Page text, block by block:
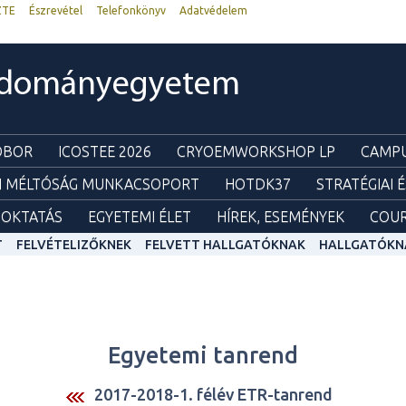
Észrevétel Telefonkönyv Adatvédelem
ICOSTEE 2026 CRYOEMWORKSHOP LP
MÉLTÓSÁG MUNKACSOPORT
HOTDK37
STRATÉGIAI
OKTATÁS
EGYETEMI ÉLET HÍREK, ESEMÉNYEK
FELVÉTELIZŐKNEK FELVETT HALLGATÓKNAK
Egyetemi tanrend
2017-2018-1. félév ETR-tanrend